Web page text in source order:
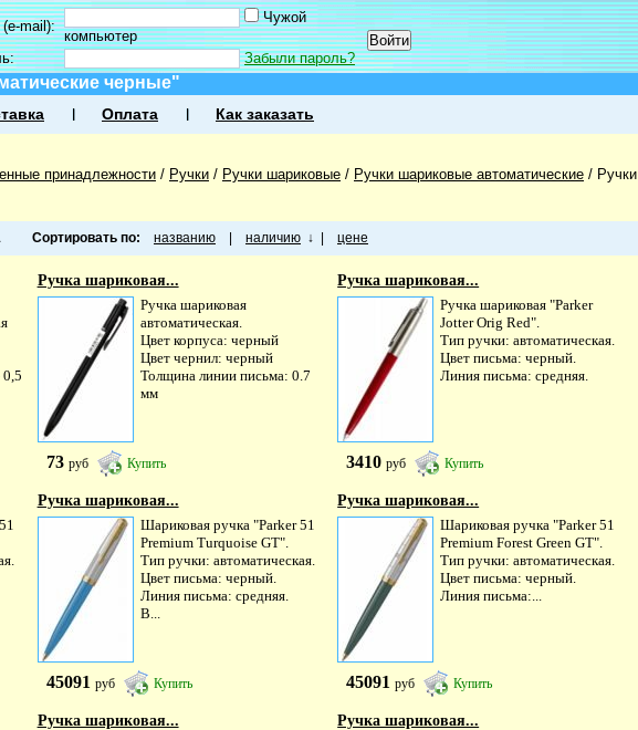
(e-mail):
Чужой
компьютер
Забыли пароль?
черные"
Оплата Как заказать
принадлежности / Ручки / Ручки шариковые / Ручки шариковые автоматические / Ручки
Сортировать по: названию наличию ↓ цене
Ручка шариковая...
Ручка шариковая
автоматическая.
Цвет корпуса: черный
Цвет чернил: черный
Толщина линии письма: 0.7
мм
73 руб Купить
Ручка шариковая...
Ручка шариковая "Parker
Jotter Orig Red".
Тип ручки: автоматическая.
Цвет письма: черный.
Линия письма: средняя.
3410руб Купить
Ручка шариковая...
Шариковая ручка "Parker 51
Premium Turquoise GT".
Тип ручки: автоматическая.
Цвет письма: черный.
Линия письма: средняя.
В...
45091 руб Купить
Ручка шариковая...
Шариковая ручка "Parker 51
Premium Forest Green GT".
Тип ручки: автоматическая.
Цвет письма: черный.
Линия письма:...
45091руб Купить
Ручка шариковая...
Ручка шариковая...